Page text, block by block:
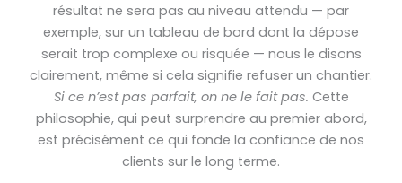
résultat ne sera pas au niveau attendu — par
exemple, sur un tableau de bord dont la dépose
serait trop complexe ou risquée — nous le disons
clairement, même si cela signifie refuser un chantier.
Si ce n’est pas parfait, on ne le fait pas. Cette
philosophie, qui peut surprendre au premier abord,
est précisément ce qui fonde la confiance de nos
clients sur le long terme.